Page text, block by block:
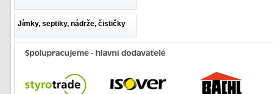
Jímky, septiky, nádrže, čističky